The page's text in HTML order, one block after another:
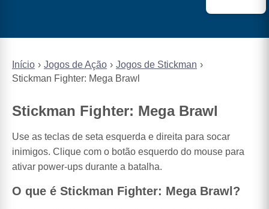
Início Jogos de Ação
Jogos de Stickman
Stickman Fighter: Mega Brawl
Stickman Fighter: Mega Brawl
Use as teclas de seta esquerda e direita para socar
inimigos. Clique com o botão esquerdo do mouse para
ativar power-ups durante a batalha.
O que é Stickman Fighter: Mega Brawl?